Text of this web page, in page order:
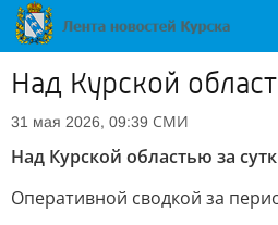
Над Курской
31 мая 2026, 09:39 СМИ
Над Курской областью за
Оперативной сводкой за